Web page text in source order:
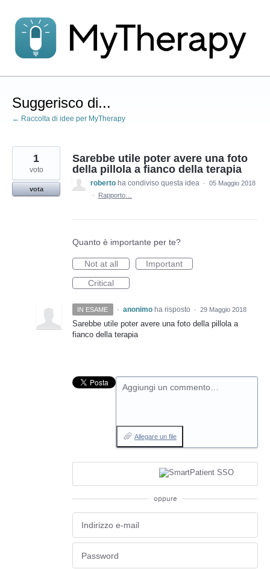
al
contenuto
Suggerisco di...
← Raccolta di idee per MyTherapy
Sarebbe utile poter avere una foto
della pillola a fianco della terapia
1
voto
vota
roberto ha condiviso questa idea · 05 Maggio 2018
·
Rapporto…
Quanto è importante per te?
Not at all
Important
Critical
IN ESAME · anonimo ha risposto · 29 Maggio 2018
Sarebbe utile poter avere una foto della pillola a
fianco della terapia
Aggiungi un commento…
Allegare un file
oppure